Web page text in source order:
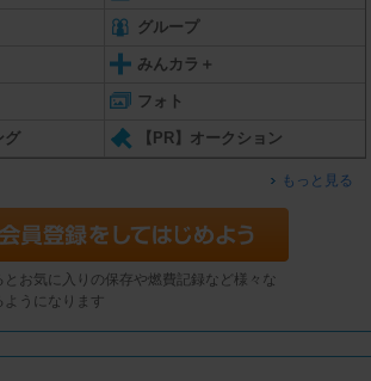
グループ
みんカラ＋
フォト
グ 【PR】オークション
もっと見る
とお気に入りの保存や燃費記録など様々な
ようになります